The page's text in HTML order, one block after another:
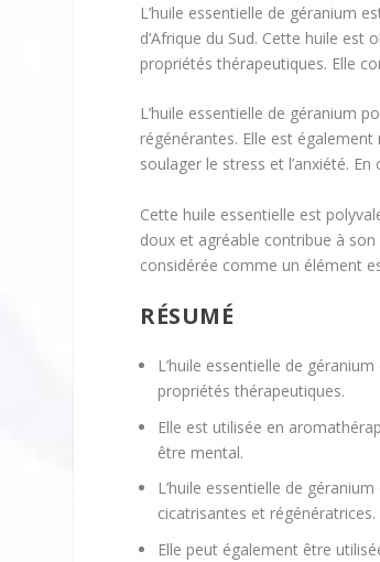
L’huile essentielle de géranium
d’Afrique du Sud. Cette huile
propriétés thérapeutiques. Elle
L’huile essentielle de géranium
régénérantes. Elle est
soulager le stress et l’anxiété.
Cette huile essentielle est
doux et agréable contribue à
considérée comme un élément
RÉSUMÉ
L’huile essentielle de
propriétés thérapeutiques.
Elle est utilisée en
être mental.
L’huile essentielle de
cicatrisantes et régénératrices.
Elle peut également être